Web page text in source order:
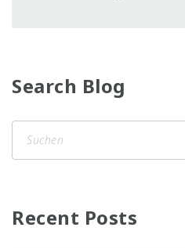
Search Blog
Recent Posts